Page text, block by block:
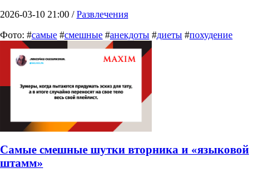
2026-03-10 21:00 /Развлечения
Фото: #самые #смешные #анекдоты #диеты #похудение
Самые смешные шутки вторника и «языковой
штамм»